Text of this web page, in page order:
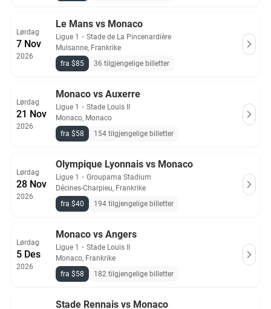
Lørdag
7 Nov
2026
Le Mans vs Monaco
Ligue 1 ・ Stade de La Pincenardière
Mulsanne, Frankrike
fra $85
36 tilgjengelige billetter
Lørdag
21 Nov
2026
Monaco vs Auxerre
Ligue 1 ・ Stade Louis II
Monaco, Monaco
fra $58
154 tilgjengelige billetter
Lørdag
28 Nov
2026
Olympique Lyonnais vs Monaco
Ligue 1 ・ Groupama Stadium
Décines-Charpieu, Frankrike
fra $40
194 tilgjengelige billetter
Lørdag
5 Des
2026
Monaco vs Angers
Ligue 1 ・ Stade Louis II
Monaco, Frankrike
fra $58
182 tilgjengelige billetter
Stade Rennais vs Monaco